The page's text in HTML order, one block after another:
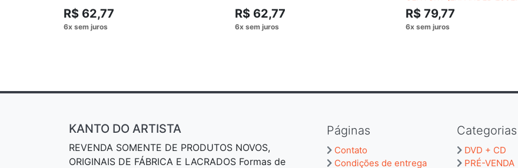
R$ 62,77 R$ 62,77
REMASTER)
R$ 79,77
Páginas
Contato
Condições de entrega
Categorias
DVD + CD
PRÉ-VENDA
KANTO DO ARTISTA
REVENDA SOMENTE DE PRODUTOS NOVOS,
ORIGINAIS DE FÁBRICA E LACRADOS Formas de